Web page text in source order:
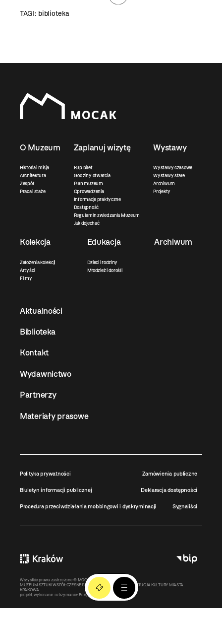
TAGI: biblioteka
O Muzeum
Historia i misja
Architektura
Zespół
Praca i staże
Zaplanuj wizytę
Kup bilet
Godziny otwarcia
Plan muzeum
Oprowadzenia
Informacje praktyczne
Dostępność
Regulamin zwiedzania Muzeum
Jak dojechać
Wystawy
Wystawy czasowe
Wystawy stałe
Archiwum
Projekty
Kolekcja
Założenia kolekcji
Artyści
Filmy
Edukacja
Dzieci i rodziny
Młodzież i dorośli
Archiwum
Aktualności
Biblioteka
Kontakt
Wydawnictwo
Partnerzy
Materiały prasowe
Polityka prywatności Zamówienia publiczne
Biuletyn informacji publicznej Deklaracja dostępności
Procedura przeciwdziałania mobbingowi i dyskryminacji Sygnaliści
Wszystkie prawa zastrzeżone © MOCAK2011-2026
MUZEUM SZTUKI WSPÓŁCZESNEJ W KRAKOWIE MOCAK – INSTYTUCJA KULTURY MIASTA
KRAKOWA
projekt, wykonanie i utrzymanie: Bonjour.pl